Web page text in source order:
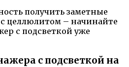
получить заметные
с целлюлитом – начинайте
с подсветкой уже
с подсветкой на